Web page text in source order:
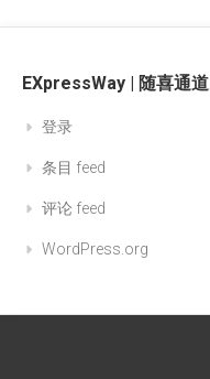
EXpressWay | 随喜通道
登录
条目 feed
评论 feed
WordPress.org